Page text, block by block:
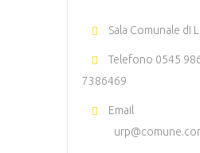
Sala Comunale di
Telefono 0545
7386469
Email